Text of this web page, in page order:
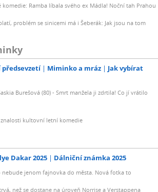
komedie: Ramba líbala svého ex Mádla! Noční tah Prahou
problém se sinicemi má i Šeberák: Jak jsou na tom
Miminko a mráz
Jak vybírat
Burešová (80) - Smrt manžela ji zdrtila! Co jí vrátilo
znalosti kultovní letní komedie
Dakar 2025 Dálniční známka 2025
nebude jenom fajnovka do města. Nová fotka to
než se dostane na úroveň Norrise a Verstappena